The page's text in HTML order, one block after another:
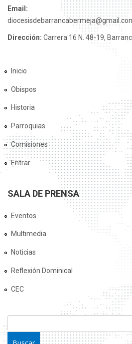
Email:
Dirección: Carrera 16 N. 48-19,
Inicio
Obispos
Historia
Parroquias
Comisiones
Entrar
SALA DE PRENSA
Eventos
Multimedia
Noticias
Reflexión Dominical
CEC
FORMULARIO DE BÚSQUEDA